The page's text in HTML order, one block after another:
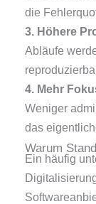
die
3. Höhere
Abläufe
4. Mehr
Weniger
das
Warum
Ein häufig